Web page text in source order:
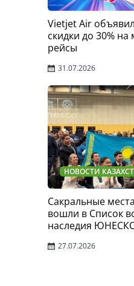
Vietjet Air
скидки до 30%
рейсы
31.07.2026
НОВОСТИ
Сакральные
вошли в Список
наследия
27.07.2026